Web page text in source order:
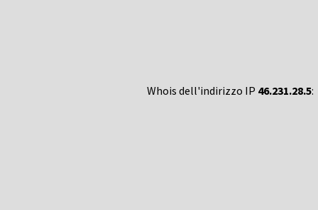
Whois dell'indirizzo IP 46.231.28.5: